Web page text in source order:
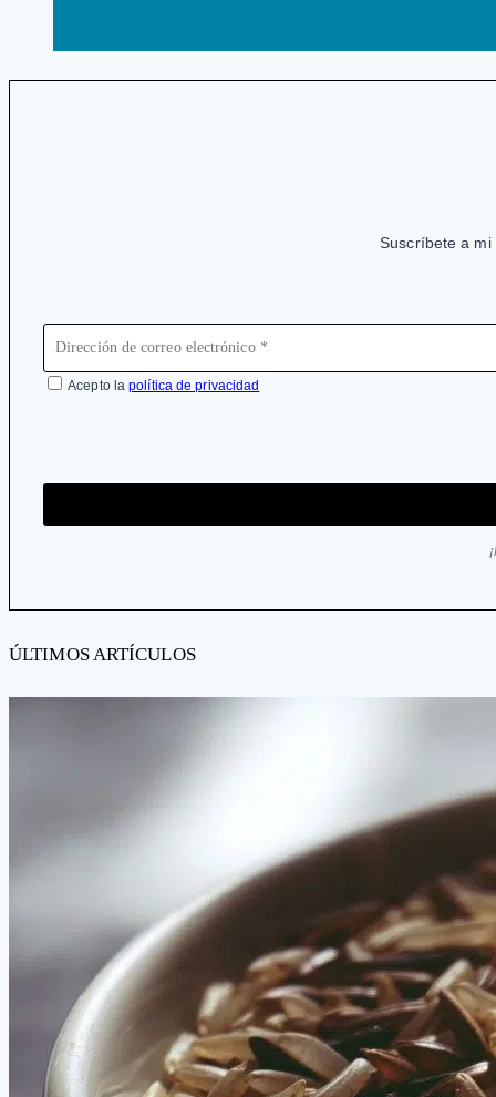
Suscríbete a
Acepto lapolítica de privacidad
ÚLTIMOS ARTÍCULOS